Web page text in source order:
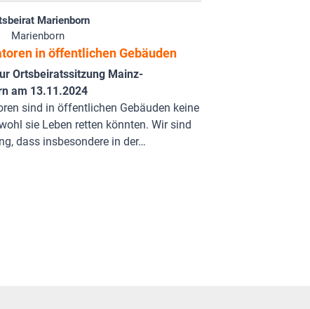
Marienborn
Marienborn
in öffentlichen Gebäuden
Ortsbeiratssitzung Mainz-
am 13.11.2024
sind in öffentlichen Gebäuden keine
sie Leben retten könnten. Wir sind
dass insbesondere in der…